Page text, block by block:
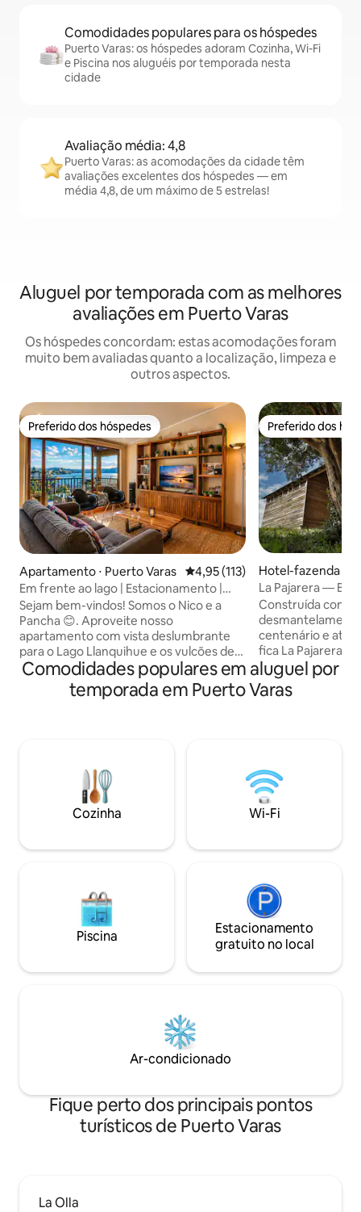
Comodidades populares para os hóspedes
Puerto Varas: os hóspedes adoram Cozinha, Wi-Fi
e Piscina nos aluguéis por temporada nesta
cidade
Avaliação média: 4,8
Puerto Varas: as acomodações da cidade têm
avaliações excelentes dos hóspedes — em
média 4,8, de um máximo de 5 estrelas!
Aluguel por temporada com as melhores
avaliações em Puerto Varas
Os hóspedes concordam: estas acomodações foram
muito bem avaliadas quanto a localização, limpeza e
outros aspectos.
Preferido dos hóspedes
Preferido dos hóspedes
Apartamento ⋅ Puerto Varas 4,95 de uma avaliação média de
4,95 (113)
Em frente ao lago | Estacionamento |
Puerto Varas
Sejam bem-vindos! Somos o Nico e a
Pancha 😊. Aproveite nosso
apartamento com vista deslumbrante
para o Lago Llanquihue e os vulcões de
todos os seus cômodos e áreas comuns.
Atenciosamente: Vistas: pôr do sol
inigualável a partir do terraço privativo.
estacionamento privativo incluídos. Um
espaço moderno e acolhedor, projetado
para que você viva a magia de Puerto
Varas com total tranquilidade. Contamos
Preferido dos
Preferido dos
Hotel-fazenda ⋅
sLa Pajarera —
Construída com
centenário e
fica La Pajarera.
com uma
com a luz, o sol
e se abre para
escrivaninha que
inspira e
segundo andar.
Comodidades populares em aluguel por
temporada em Puerto Varas
Cozinha Wi-Fi
Piscina
Estacionamento
gratuito no local
Ar-condicionado
Fique perto dos principais pontos
turísticos de Puerto Varas
La Olla